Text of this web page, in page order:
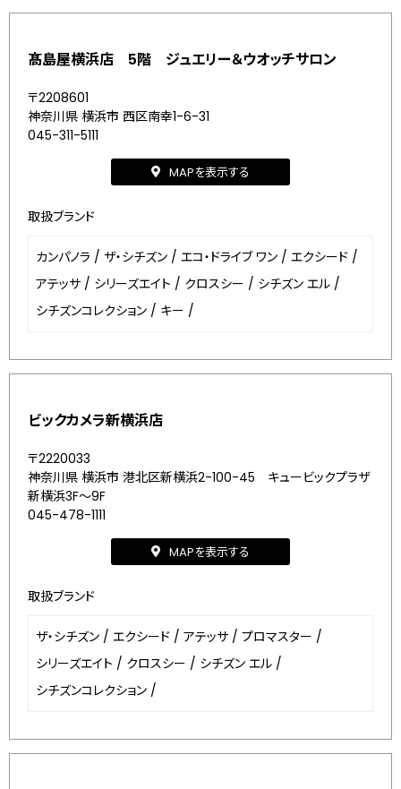
髙島屋横浜店 5階 ジュエリー＆ウオッチサロン
〒2208601
神奈川県 横浜市 西区南幸1-6-31
045-311-5111
MAPを表示する
取扱ブランド
カンパノラ / ザ・シチズン / エコ・ドライブ ワン / エクシード /
アテッサ / シリーズエイト / クロスシー / シチズン エル /
シチズンコレクション / キー /
ビックカメラ新横浜店
〒2220033
神奈川県 横浜市 港北区新横浜2-100-45 キュービックプラザ
新横浜3F～9F
045-478-1111
MAPを表示する
取扱ブランド
ザ・シチズン / エクシード / アテッサ / プロマスター /
シリーズエイト / クロスシー / シチズン エル /
シチズンコレクション /